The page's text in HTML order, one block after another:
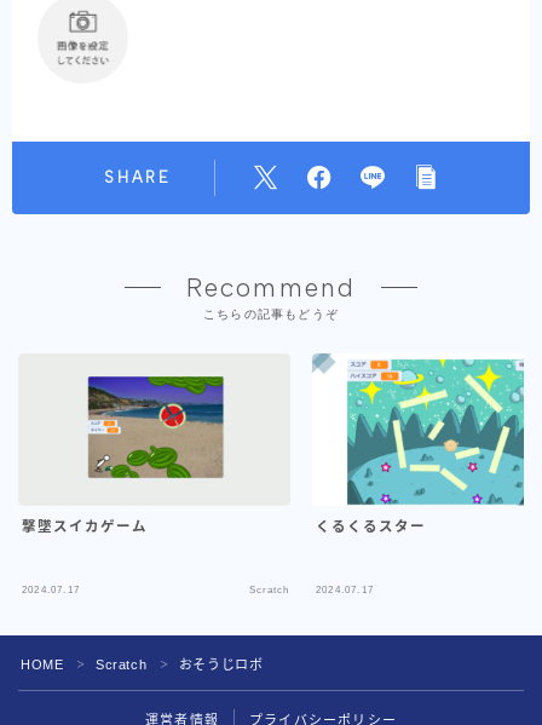
SHARE
Recommend
こちらの記事もどうぞ
撃墜スイカゲーム
2024.07.17 Scratch
くるくるスター
2024.07.17
HOME ＞ Scratch ＞ おそうじロボ
運営者情報 プライバシーポリシー